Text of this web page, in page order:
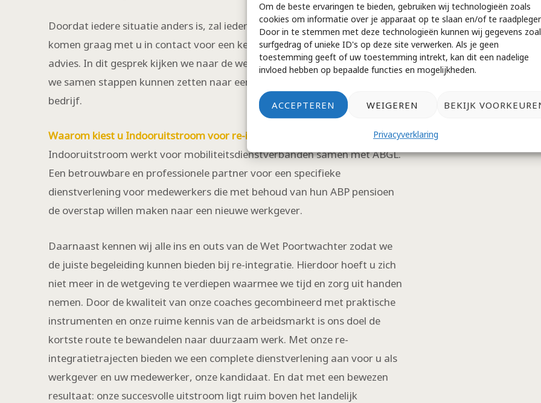
Om de beste ervaringen te bieden, gebruiken wij technologieën zoals
cookies om informatie over je apparaat op te slaan en/of te
Door in te stemmen met deze technologieën kunnen wij gegevens
surfgedrag of unieke ID's op deze site verwerken. Als je geen
toestemming geeft of uw toestemming intrekt, kan dit een nadelige
invloed hebben op bepaalde functies en mogelijkheden.
ACCEPTEREN WEIGEREN BEKIJK
Privacyverklaring
Doordat iedere situatie anders is, zal ieder traject anders verlopen. We
komen graag met u in contact voor een kennismaking en persoonlijk
advies. In dit gesprek kijken we naar de wensen van uw organisatie en hoe
we samen stappen kunnen zetten naar een duurzame toekomst voor uw
bedrijf.
Waarom kiest u Indooruitstroom voor re-integratie tweede spoor?
Indooruitstroom werkt voor mobiliteitsdienstverbanden samen met ABGL.
Een betrouwbare en professionele partner voor een specifieke
dienstverlening voor medewerkers die met behoud van hun ABP pensioen
de overstap willen maken naar een nieuwe werkgever.
Daarnaast kennen wij alle ins en outs van de Wet Poortwachter zodat we
de juiste begeleiding kunnen bieden bij re-integratie. Hierdoor hoeft u zich
niet meer in de wetgeving te verdiepen waarmee we tijd en zorg uit handen
nemen. Door de kwaliteit van onze coaches gecombineerd met praktische
instrumenten en onze ruime kennis van de arbeidsmarkt is ons doel de
kortste route te bewandelen naar duurzaam werk. Met onze re-
integratietrajecten bieden we een complete dienstverlening aan voor u als
werkgever en uw medewerker, onze kandidaat. En dat met een bewezen
resultaat: onze succesvolle uitstroom ligt ruim boven het landelijk